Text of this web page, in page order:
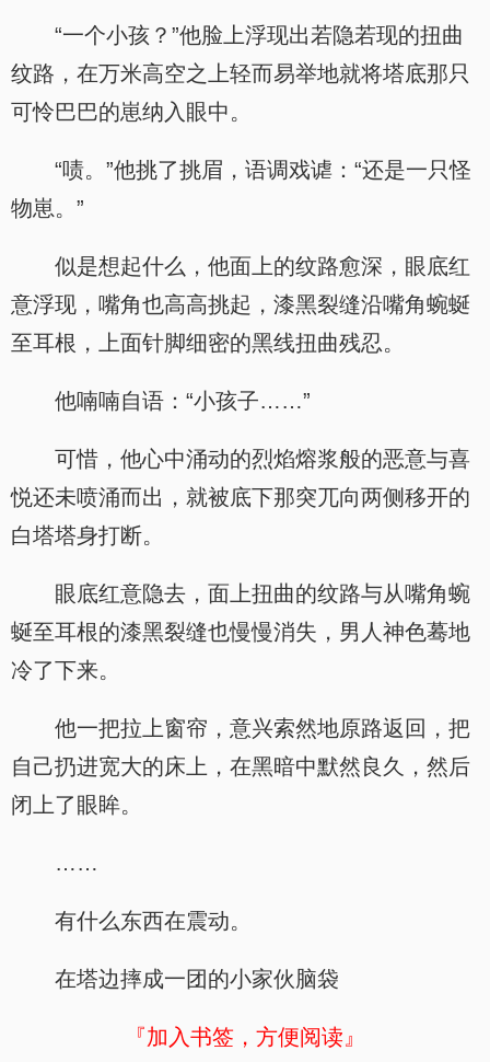
“一个小孩？”他脸上浮现出若隐若现的扭曲
纹路，在万米高空之上轻而易举地就将塔底那只
可怜巴巴的崽纳入眼中。
“啧。”他挑了挑眉，语调戏谑：“还是一只怪
物崽。”
似是想起什么，他面上的纹路愈深，眼底红
意浮现，嘴角也高高挑起，漆黑裂缝沿嘴角蜿蜒
至耳根，上面针脚细密的黑线扭曲残忍。
他喃喃自语：“小孩子……”
可惜，他心中涌动的烈焰熔浆般的恶意与喜
悦还未喷涌而出，就被底下那突兀向两侧移开的
白塔塔身打断。
眼底红意隐去，面上扭曲的纹路与从嘴角蜿
蜒至耳根的漆黑裂缝也慢慢消失，男人神色蓦地
冷了下来。
他一把拉上窗帘，意兴索然地原路返回，把
自己扔进宽大的床上，在黑暗中默然良久，然后
闭上了眼眸。
……
有什么东西在震动。
在塔边摔成一团的小家伙脑袋
『加入书签，方便阅读』